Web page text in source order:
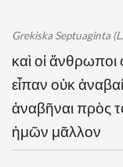
Grekiska Septuaginta
καὶ οἱ ἄνθρωποι
εἶπαν οὐκ
ἀναβῆναι πρὸς
ἡμῶν μᾶλλον